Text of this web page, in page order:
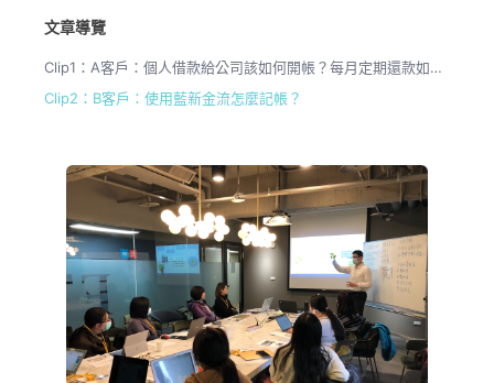
文章導覽
Clip1：A客戶：個人借款給公司該如何開帳？每月定期還款如何處理？
Clip2：B客戶：使用藍新金流怎麼記帳？